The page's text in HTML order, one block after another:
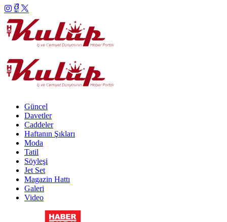
Güncel
Davetler
Caddeler
Haftanın Şıkları
Moda
Tatil
Söyleşi
Jet Set
Magazin Hattı
Galeri
Video